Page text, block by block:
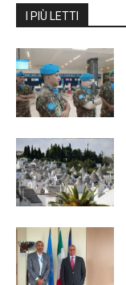
I PIÙ LETTI